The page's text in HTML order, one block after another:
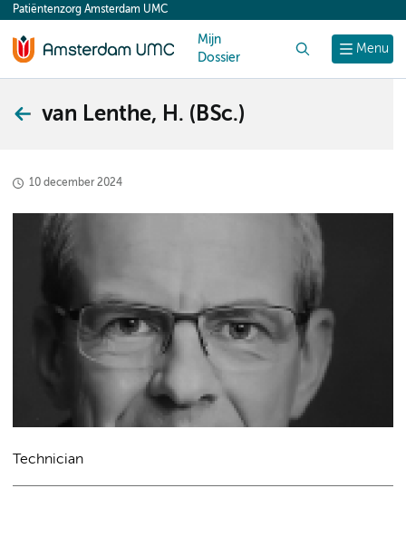
content
Menu
Patiëntenzorg Amsterdam UMC
Mijn
Dossier
van Lenthe, H. (BSc.)
10 december 2024
Technician